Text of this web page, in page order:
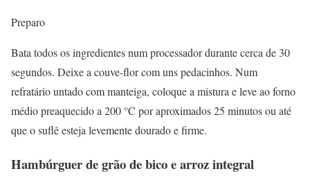
Preparo
Bata todos os ingredientes num processador durante cerca de 30
segundos. Deixe a couve-flor com uns pedacinhos. Num
refratário untado com manteiga, coloque a mistura e leve ao forno
médio preaquecido a 200 °C por aproximados 25 minutos ou até
que o suflê esteja levemente dourado e firme.
Hambúrguer de grão de bico e arroz integral